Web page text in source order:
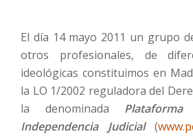
El día 14 mayo 2011 un grupo
otros profesionales, de
ideológicas constituimos en
la LO 1/2002 reguladora del
la denominada
Independencia Judicial(